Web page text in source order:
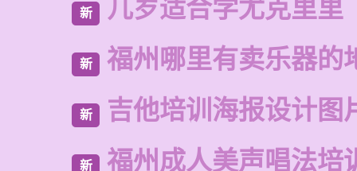
新 几岁适合学尤克里里
新 福州哪里有卖乐器的
新 吉他培训海报设计图
新 福州成人美声唱法培